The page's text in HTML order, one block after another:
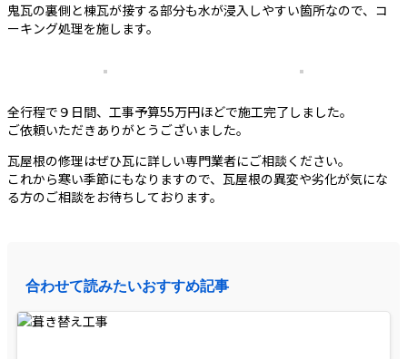
鬼瓦の裏側と棟瓦が接する部分も水が浸入しやすい箇所なので、コ
ーキング処理を施します。
全行程で９日間、工事予算55万円ほどで施工完了しました。
ご依頼いただきありがとうございました。
瓦屋根の修理はぜひ瓦に詳しい専門業者にご相談ください。
これから寒い季節にもなりますので、瓦屋根の異変や劣化が気にな
る方のご相談をお待ちしております。
合わせて読みたいおすすめ記事